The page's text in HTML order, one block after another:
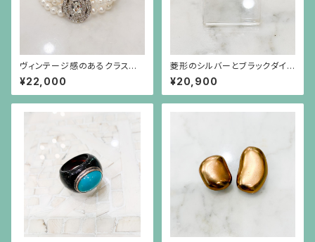
ヴィンテージ感のあるクラスプ
（銀色）のパール3連ブレスレット
¥22,000
菱形のシルバーとブラックダイヤ
モンドのピアス（中）シルバーポ
スト
¥20,900